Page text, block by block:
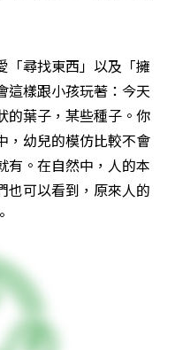
「尋找東西」以及「擁
這樣跟小孩玩著：今天
的葉子，某些種子。你
，幼兒的模仿比較不會
有。在自然中，人的本
也可以看到，原來人的